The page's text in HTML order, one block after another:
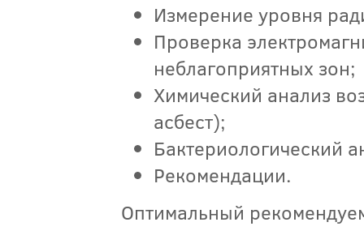
Измерение уровня
Проверка
неблагоприятных зон;
Химический анализ
асбест);
Бактериологический
Рекомендации.
Оптимальный